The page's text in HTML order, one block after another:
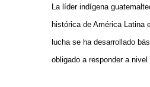
La líder indígena
histórica de América
lucha se ha desarrollado
obligado a responder a